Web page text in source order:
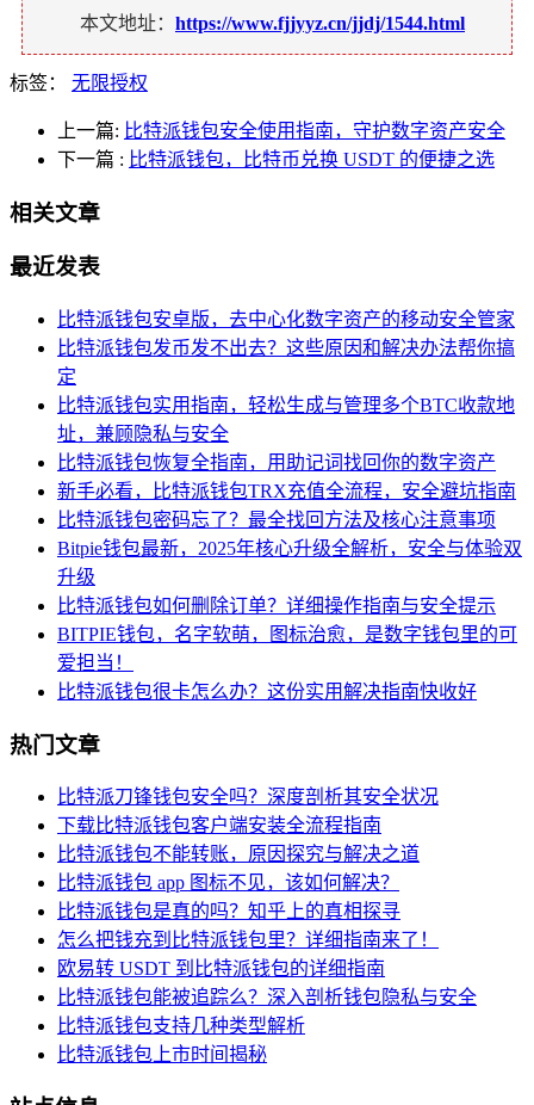
本文地址： https://www.fjjyyz.cn/jjdj/1544.html
标签： 无限授权
上一篇: 比特派钱包安全使用指南，守护数字资产安全
下一篇 : 比特派钱包，比特币兑换 USDT 的便捷之选
相关文章
最近发表
比特派钱包安卓版，去中心化数字资产的移动安全管家
比特派钱包发币发不出去？这些原因和解决办法帮你搞
定
比特派钱包实用指南，轻松生成与管理多个BTC收款地
址，兼顾隐私与安全
比特派钱包恢复全指南，用助记词找回你的数字资产
新手必看，比特派钱包TRX充值全流程，安全避坑指南
比特派钱包密码忘了？最全找回方法及核心注意事项
Bitpie钱包最新，2025年核心升级全解析，安全与体验双
升级
比特派钱包如何删除订单？详细操作指南与安全提示
BITPIE钱包，名字软萌，图标治愈，是数字钱包里的可
爱担当！
比特派钱包很卡怎么办？这份实用解决指南快收好
热门文章
比特派刀锋钱包安全吗？深度剖析其安全状况
下载比特派钱包客户端安装全流程指南
比特派钱包不能转账，原因探究与解决之道
比特派钱包 app 图标不见，该如何解决？
比特派钱包是真的吗？知乎上的真相探寻
怎么把钱充到比特派钱包里？详细指南来了！
欧易转 USDT 到比特派钱包的详细指南
比特派钱包能被追踪么？深入剖析钱包隐私与安全
比特派钱包支持几种类型解析
比特派钱包上市时间揭秘